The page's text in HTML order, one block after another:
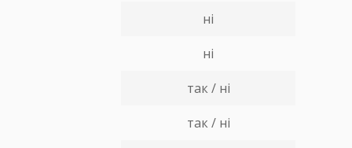
ні
ні
так / ні
так / ні